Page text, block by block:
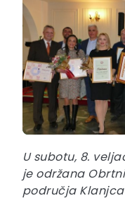
U subotu, 8.
je održana
područja